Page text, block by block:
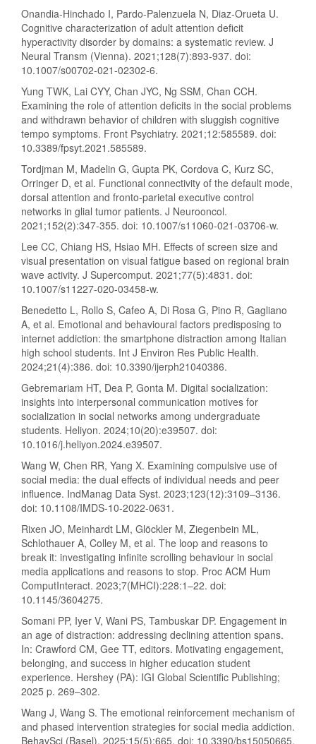
Onandia-Hinchado I, Pardo-Palenzuela N, Diaz-Orueta U.
Cognitive characterization of adult attention deficit
hyperactivity disorder by domains: a systematic review. J
Neural Transm (Vienna). 2021;128(7):893-937. doi:
10.1007/s00702-021-02302-6.
Yung TWK, Lai CYY, Chan JYC, Ng SSM, Chan CCH.
Examining the role of attention deficits in the social problems
and withdrawn behavior of children with sluggish cognitive
tempo symptoms. Front Psychiatry. 2021;12:585589. doi:
10.3389/fpsyt.2021.585589.
Tordjman M, Madelin G, Gupta PK, Cordova C, Kurz SC,
Orringer D, et al. Functional connectivity of the default mode,
dorsal attention and fronto-parietal executive control
networks in glial tumor patients. J Neurooncol.
2021;152(2):347-355. doi: 10.1007/s11060-021-03706-w.
Lee CC, Chiang HS, Hsiao MH. Effects of screen size and
visual presentation on visual fatigue based on regional brain
wave activity. J Supercomput. 2021;77(5):4831. doi:
10.1007/s11227-020-03458-w.
Benedetto L, Rollo S, Cafeo A, Di Rosa G, Pino R, Gagliano
A, et al. Emotional and behavioural factors predisposing to
internet addiction: the smartphone distraction among Italian
high school students. Int J Environ Res Public Health.
2024;21(4):386. doi: 10.3390/ijerph21040386.
Gebremariam HT, Dea P, Gonta M. Digital socialization:
insights into interpersonal communication motives for
socialization in social networks among undergraduate
students. Heliyon. 2024;10(20):e39507. doi:
10.1016/j.heliyon.2024.e39507.
Wang W, Chen RR, Yang X. Examining compulsive use of
social media: the dual effects of individual needs and peer
influence. IndManag Data Syst. 2023;123(12):3109–3136.
doi: 10.1108/IMDS-10-2022-0631.
Rixen JO, Meinhardt LM, Glöckler M, Ziegenbein ML,
Schlothauer A, Colley M, et al. The loop and reasons to
break it: investigating infinite scrolling behaviour in social
media applications and reasons to stop. Proc ACM Hum
ComputInteract. 2023;7(MHCI):228:1–22. doi:
10.1145/3604275.
Somani PP, Iyer V, Wani PS, Tambuskar DP. Engagement in
an age of distraction: addressing declining attention spans.
In: Crawford CM, Gee TT, editors. Motivating engagement,
belonging, and success in higher education student
experience. Hershey (PA): IGI Global Scientific Publishing;
2025 p. 269–302.
Wang J, Wang S. The emotional reinforcement mechanism of
and phased intervention strategies for social media addiction.
BehavSci (Basel). 2025;15(5):665. doi: 10.3390/bs15050665.